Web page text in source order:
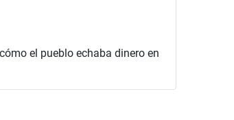
el pueblo echaba dinero en